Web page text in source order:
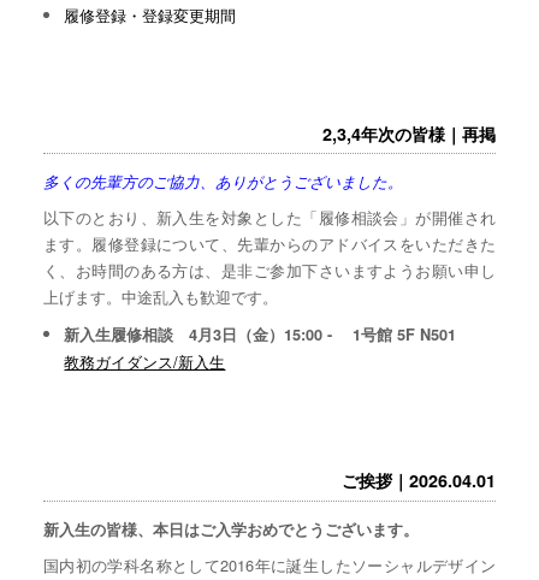
履修登録・登録変更期間
2,3,4年次の皆様｜再掲
多くの先輩方のご協力、ありがとうございました。
以下のとおり、新入生を対象とした「履修相談会」が開催され
ます。履修登録について、先輩からのアドバイスをいただきた
く、お時間のある方は、是非ご参加下さいますようお願い申し
上げます。中途乱入も歓迎です。
新入生履修相談 4月3日（金）15:00 - 1号館 5F N501
教務ガイダンス/新入生
ご挨拶｜2026.04.01
新入生の皆様、本日はご入学おめでとうございます。
国内初の学科名称として2016年に誕生したソーシャルデザイン